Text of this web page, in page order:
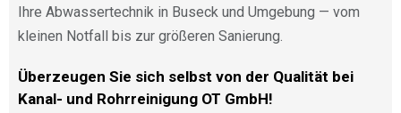
Ihre Abwassertechnik in Buseck und Umgebung — vom
kleinen Notfall bis zur größeren Sanierung.
Überzeugen Sie sich selbst von der Qualität bei
Kanal- und Rohrreinigung OT GmbH!